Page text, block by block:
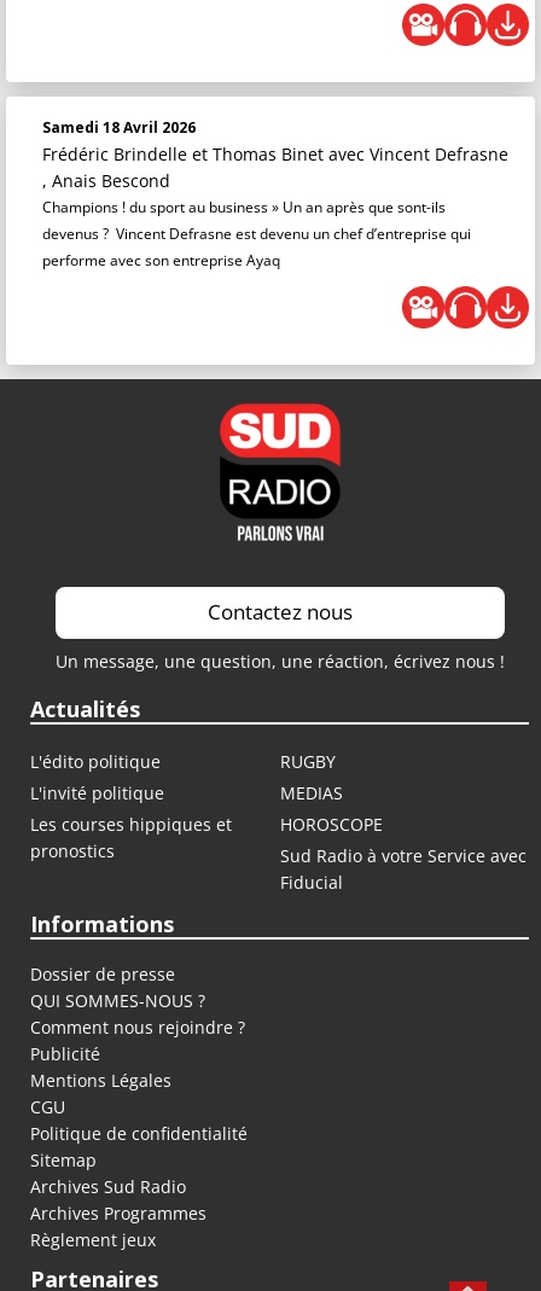
Samedi 18 Avril 2026
Frédéric Brindelle et Thomas Binet avec Vincent Defrasne
, Anais Bescond
Champions ! du sport au business » Un an après que sont-ils
devenus ? Vincent Defrasne est devenu un chef d’entreprise qui
performe avec son entreprise Ayaq
Contactez nous
Un message, une question, une réaction, écrivez nous !
Actualités
L'édito politique
RUGBY
L'invité politique
MEDIAS
Les courses hippiques et
pronostics
HOROSCOPE
Sud Radio à votre Service avec
Fiducial
Informations
Dossier de presse
QUI SOMMES-NOUS ?
Comment nous rejoindre ?
Publicité
Mentions Légales
CGU
Politique de confidentialité
Sitemap
Archives Sud Radio
Archives Programmes
Règlement jeux
Partenaires